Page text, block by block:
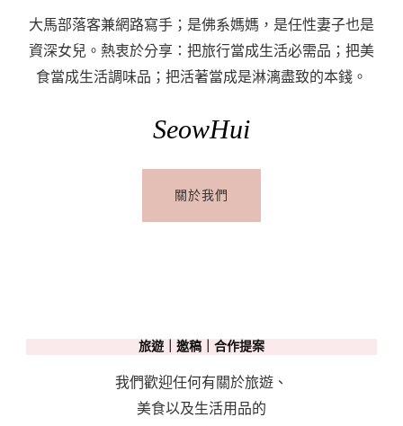
大馬部落客兼網路寫手；是佛系媽媽，是任性妻子也是
資深女兒。熱衷於分享：把旅行當成生活必需品；把美
食當成生活調味品；把活著當成是淋漓盡致的本錢。
SeowHui
關於我們
旅遊｜邀稿｜合作提案
我們歡迎任何有關於旅遊、
美食以及生活用品的